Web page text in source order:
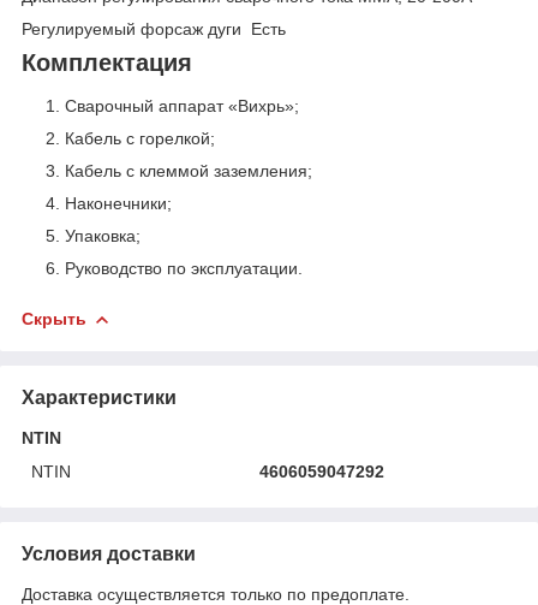
Регулируемый форсаж дуги Есть
Комплектация
Сварочный аппарат «Вихрь»;
Кабель с горелкой;
Кабель с клеммой заземления;
Наконечники;
Упаковка;
Руководство по эксплуатации.
Скрыть
Характеристики
NTIN
NTIN
4606059047292
Условия доставки
Доставка осуществляется только по предоплате.